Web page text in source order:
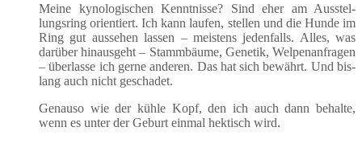
Mei­ne kyno­lo­gi­schen Kennt­nis­se? Sind eher am Aus­stel­
lungs­ring ori­en­tiert. Ich kann lau­fen, stel­len und die Hun­de im
Ring gut aus­se­hen las­sen – meis­tens jeden­falls. Alles, was
dar­über hin­aus­geht – Stamm­bäu­me, Gene­tik, Wel­pen­an­fra­gen
– über­las­se ich ger­ne ande­ren. Das hat sich bewährt. Und bis­
lang auch nicht geschadet.
Genau­so wie der küh­le Kopf, den ich auch dann behal­te,
wenn es unter der Geburt ein­mal hek­tisch wird.